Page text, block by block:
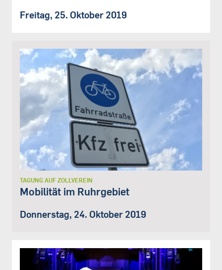
Freitag, 25. Oktober 2019
TAGUNG AUF ZOLLVEREIN
Mobilität im Ruhrgebiet
Donnerstag, 24. Oktober 2019